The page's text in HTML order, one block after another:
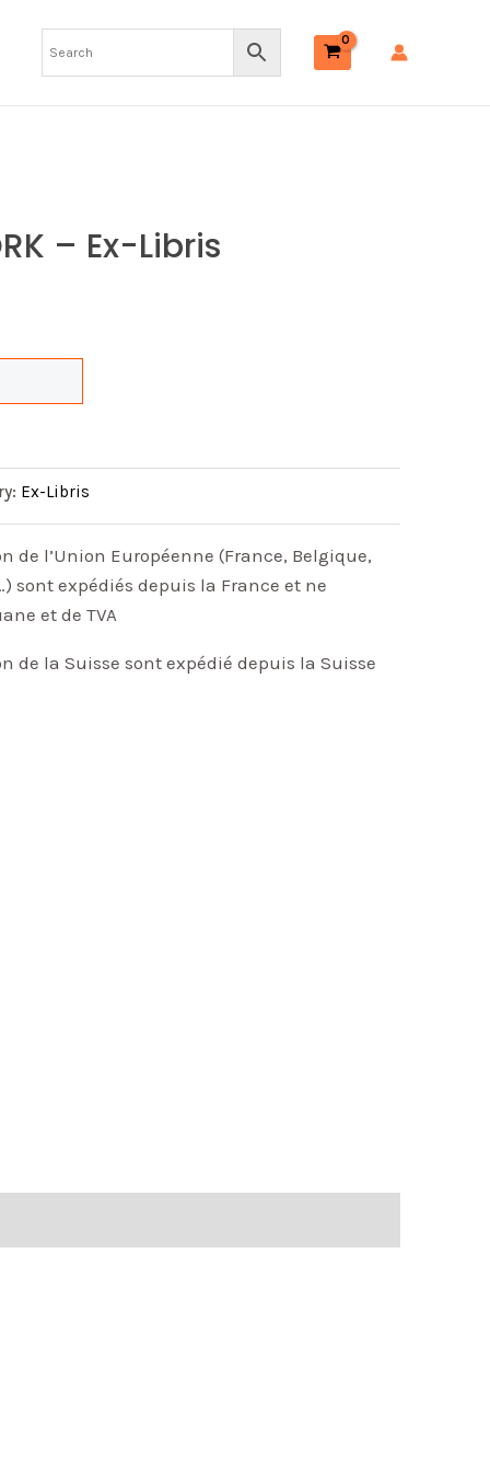
– Ex-Libris
Ex-Libris
de l’Union Européenne (France, Belgique,
sont expédiés depuis la France et ne
et de TVA
de la Suisse sont expédié depuis la Suisse
–